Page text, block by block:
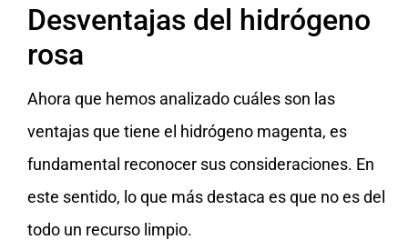
Desventajas del hidrógeno
rosa
Ahora que hemos analizado cuáles son las
ventajas que tiene el hidrógeno magenta, es
fundamental reconocer sus consideraciones. En
este sentido, lo que más destaca es que no es del
todo un recurso limpio.